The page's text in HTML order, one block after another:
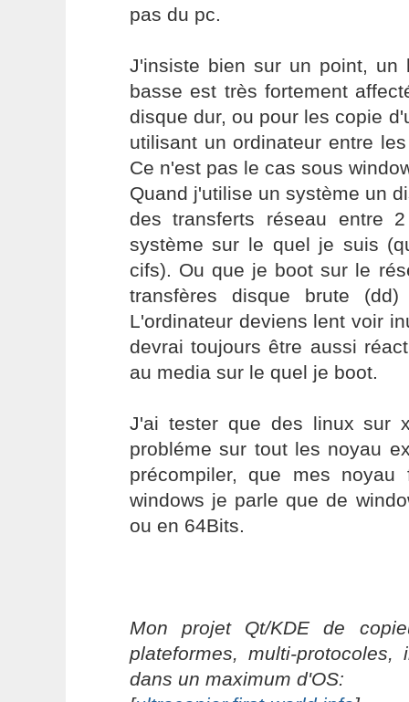
pas du pc.
J'insiste bien sur un point, un
basse est très fortement
disque dur, ou pour les copie
utilisant un ordinateur entre
Ce n'est pas le cas sous
Quand j'utilise un système un
des transferts réseau entre
système sur le quel je suis
cifs). Ou que je boot sur le
transfères disque brute
L'ordinateur deviens lent voir
devrai toujours être aussi
au media sur le quel je boot.
J'ai tester que des linux sur
probléme sur tout les noyau
précompiler, que mes
windows je parle que de
ou en 64Bits.
Mon projet Qt/KDE de
plateformes, multi-protocoles,
dans un maximum d'OS: